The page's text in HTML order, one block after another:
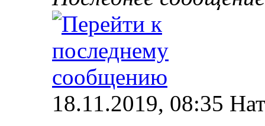
18.11.2019, 08:35